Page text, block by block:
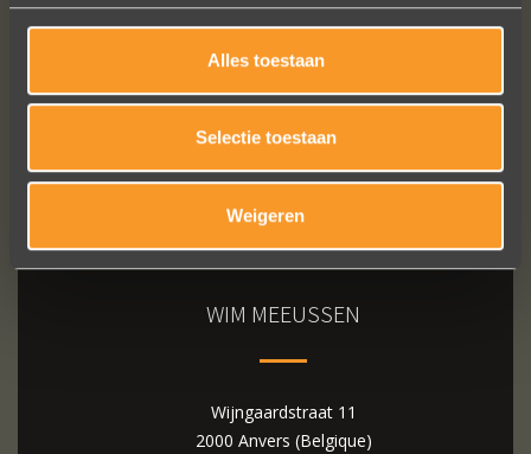
Alles toestaan
Selectie toestaan
Weigeren
WIM MEEUSSEN
Wijngaardstraat 11
2000 Anvers (Belgique)